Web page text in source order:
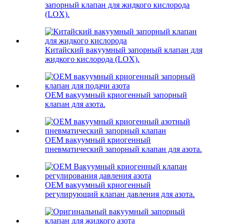
запорный клапан для жидкого кислорода
(LOX).
Китайский вакуумный запорный клапан для
жидкого кислорода (LOX).
OEM вакуумный криогенный запорный
клапан для азота.
OEM вакуумный криогенный
пневматический запорный клапан для азота.
OEM вакуумный криогенный
регулирующий клапан давления для азота.